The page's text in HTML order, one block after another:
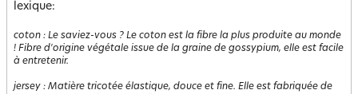
lexique:
coton : Le saviez-vous ? Le coton est la fibre la plus produite au monde
! Fibre d'origine végétale issue de la graine de gossypium, elle est facile
à entretenir.
jersey : Matière tricotée élastique, douce et fine. Elle est fabriquée de